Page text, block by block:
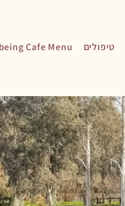
טיפולים Cafe Menu